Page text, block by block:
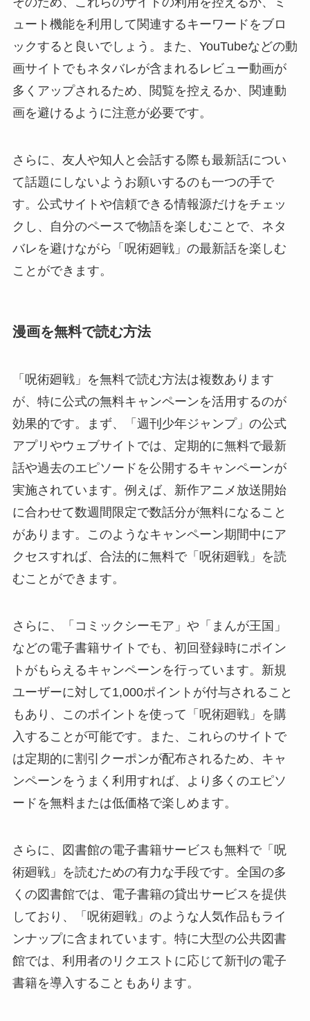
ュート機能を利用して関連するキーワードをブロ
ックすると良いでしょう。また、YouTubeなどの動
画サイトでもネタバレが含まれるレビュー動画が
多くアップされるため、閲覧を控えるか、関連動
画を避けるように注意が必要です。
さらに、友人や知人と会話する際も最新話につい
て話題にしないようお願いするのも一つの手で
す。公式サイトや信頼できる情報源だけをチェッ
クし、自分のペースで物語を楽しむことで、ネタ
バレを避けながら「呪術廻戦」の最新話を楽しむ
ことができます。
漫画を無料で読む方法
「呪術廻戦」を無料で読む方法は複数あります
が、特に公式の無料キャンペーンを活用するのが
効果的です。まず、「週刊少年ジャンプ」の公式
アプリやウェブサイトでは、定期的に無料で最新
話や過去のエピソードを公開するキャンペーンが
実施されています。例えば、新作アニメ放送開始
に合わせて数週間限定で数話分が無料になること
があります。このようなキャンペーン期間中にア
クセスすれば、合法的に無料で「呪術廻戦」を読
むことができます。
さらに、「コミックシーモア」や「まんが王国」
などの電子書籍サイトでも、初回登録時にポイン
トがもらえるキャンペーンを行っています。新規
ユーザーに対して1,000ポイントが付与されること
もあり、このポイントを使って「呪術廻戦」を購
入することが可能です。また、これらのサイトで
は定期的に割引クーポンが配布されるため、キャ
ンペーンをうまく利用すれば、より多くのエピソ
ードを無料または低価格で楽しめます。
さらに、図書館の電子書籍サービスも無料で「呪
術廻戦」を読むための有力な手段です。全国の多
くの図書館では、電子書籍の貸出サービスを提供
しており、「呪術廻戦」のような人気作品もライ
ンナップに含まれています。特に大型の公共図書
館では、利用者のリクエストに応じて新刊の電子
書籍を導入することもあります。